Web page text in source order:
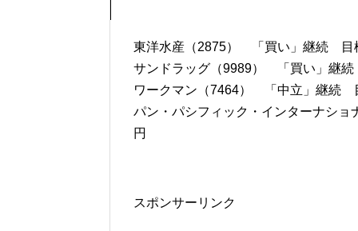
東洋水産（2875） 「買い」継続 目
サンドラッグ（9989） 「買い」継
ワークマン（7464） 「中立」継続
パン・パシフィック・インターナシ
円
スポンサーリンク